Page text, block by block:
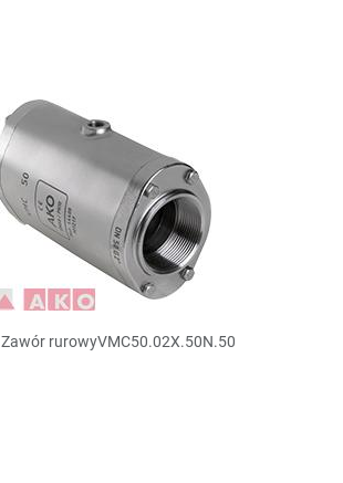
Zawór rurowyVMC50.02X.50N.50